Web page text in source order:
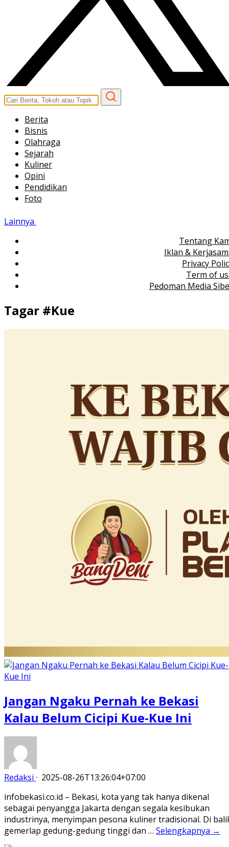
Berita
Bisnis
Olahraga
Sejarah
Kuliner
Opini
Pendidikan
Foto
Lainnya
Tentang
Iklan &
Privacy
Term of
Pedoman Media
Tagar #Kue
Jangan Ngaku Pernah ke Bekasi
Kalau Belum Cicipi Kue-Kue Ini
Redaksi · 2025-08-26T13:26:04+07:00
infobekasi.co.id – Bekasi, kota yang tak hanya dikenal
sebagai penyangga Jakarta dengan segala kesibukan
industrinya, menyimpan pesona kuliner tradisional. Di
gemerlap gedung-gedung tinggi dan … Selengkapnya →